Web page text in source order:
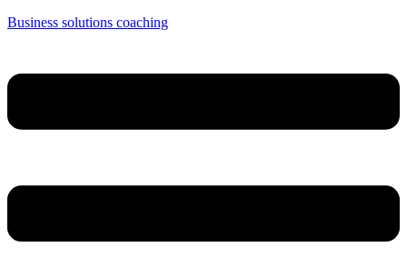
Business solutions coaching